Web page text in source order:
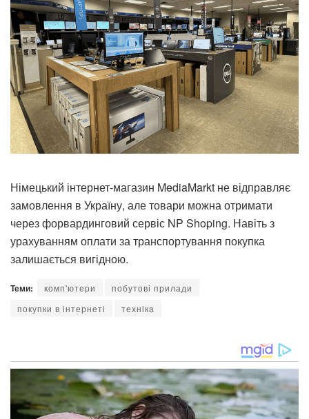
Німецький інтернет-магазин MediaMarkt не відправляє
замовлення в Україну, але товари можна отримати
через форвардинговий сервіс NP Shoping. Навіть з
урахуванням оплати за транспортування покупка
залишається вигідною.
Теми: комп'ютери
побутові прилади
покупки в інтернеті
техніка